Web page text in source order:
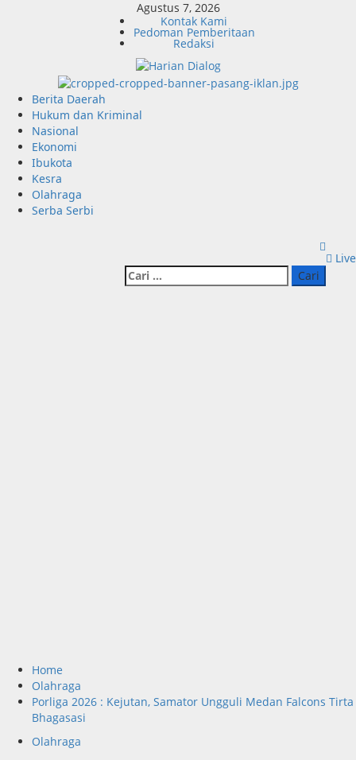
Agustus 7, 2026
Kontak Kami
Pedoman Pemberitaan
Redaksi
Primary
Menu
Berita Daerah
Hukum dan Kriminal
Nasional
Ekonomi
Ibukota
Kesra
Olahraga
Serba Serbi
Cari
untuk:
Live
Home
Olahraga
Porliga 2026 : Kejutan, Samator Ungguli Medan Falcons Tirta
Bhagasasi
Olahraga